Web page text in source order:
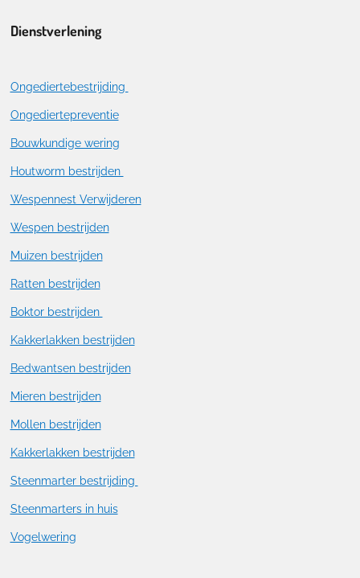
Dienstverlening
Ongediertebestrijding
Ongediertepreventie
Bouwkundige wering
Houtworm bestrijden
Wespennest Verwijderen
Wespen bestrijden
Muizen bestrijden
Ratten bestrijden
Boktor bestrijden
Kakkerlakken bestrijden
Bedwantsen bestrijden
Mieren bestrijden
Mollen bestrijden
Kakkerlakken bestrijden
Steenmarter bestrijding
Steenmarters in huis
Vogelwering